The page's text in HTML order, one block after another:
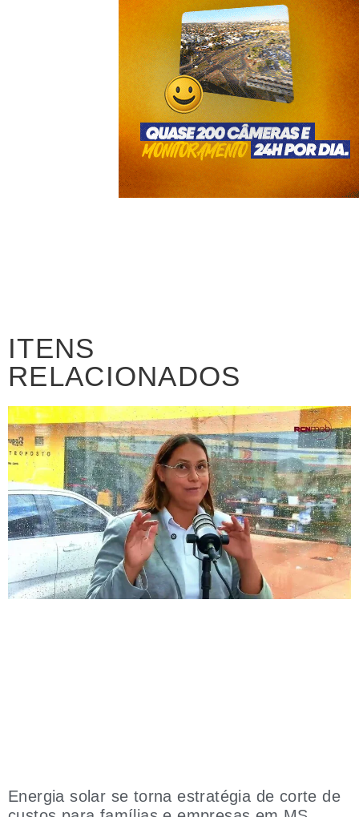
ITENS
RELACIONADOS
Energia solar se torna estratégia de corte de